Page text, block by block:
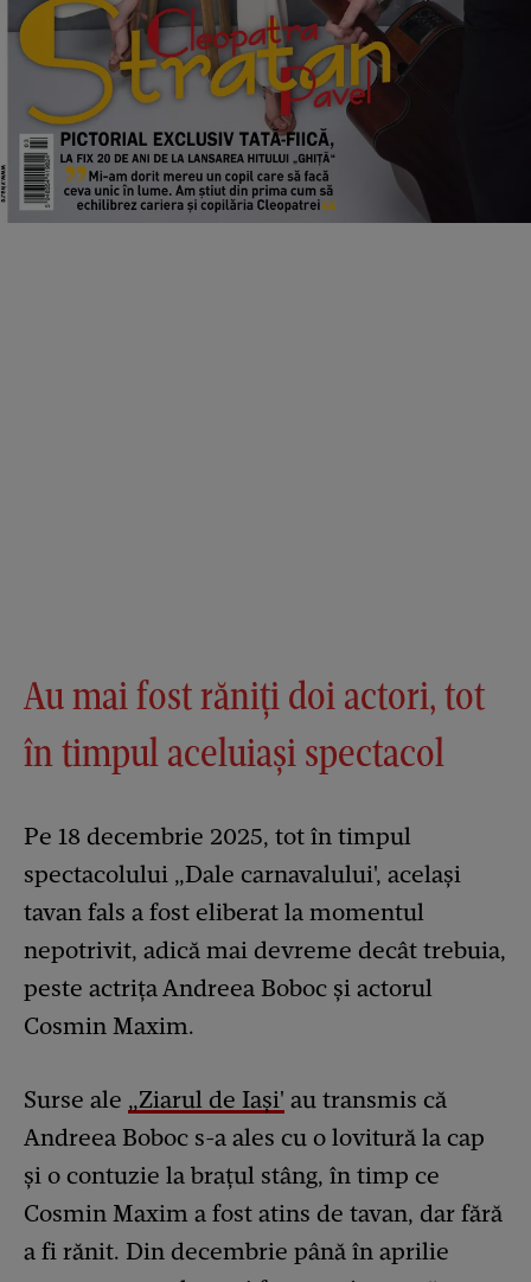
Au mai fost răniți doi actori, tot
în timpul aceluiași spectacol
Pe 18 decembrie 2025, tot în timpul
spectacolului „Dale carnavalului', același
tavan fals a fost eliberat la momentul
nepotrivit, adică mai devreme decât trebuia,
peste actrița Andreea Boboc și actorul
Cosmin Maxim.
Surse ale „Ziarul de Iași' au transmis că
Andreea Boboc s-a ales cu o lovitură la cap
și o contuzie la brațul stâng, în timp ce
Cosmin Maxim a fost atins de tavan, dar fără
a fi rănit. Din decembrie până în aprilie